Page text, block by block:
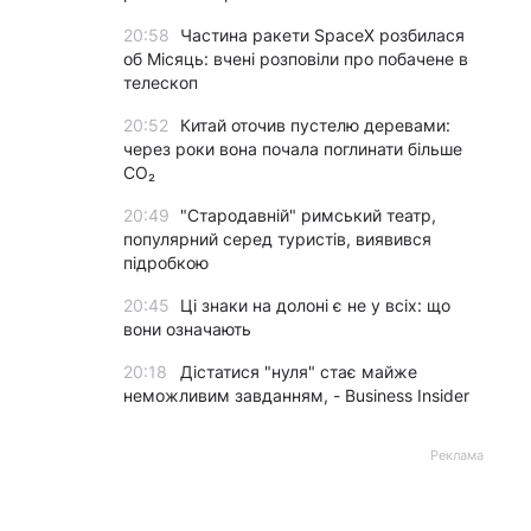
20:58
Частина ракети SpaceX розбилася
об Місяць: вчені розповіли про побачене в
телескоп
20:52
Китай оточив пустелю деревами:
через роки вона почала поглинати більше
CO₂
20:49
"Стародавній" римський театр,
популярний серед туристів, виявився
підробкою
20:45
Ці знаки на долоні є не у всіх: що
вони означають
20:18
Дістатися "нуля" стає майже
неможливим завданням, - Business Insider
Реклама